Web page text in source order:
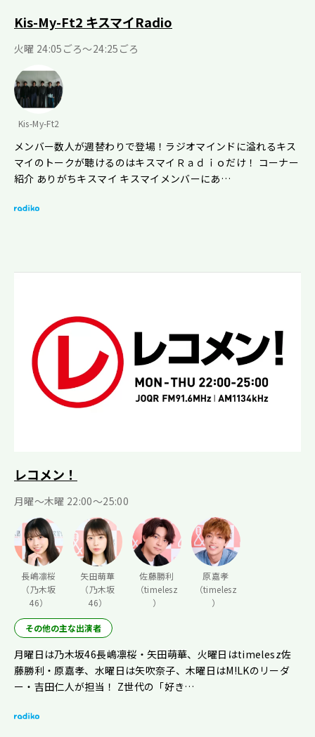
Kis-My-Ft2 キスマイRadio
火曜 24:05ごろ～24:25ごろ
Kis-My-Ft2
メンバー数人が週替わりで登場！ラジオマインドに溢れるキス
マイのトークが聴けるのはキスマイＲａｄｉｏだけ！ コーナー
紹介 ありがちキスマイ キスマイメンバーにあ…
レコメン！
月曜〜木曜 22:00〜25:00
長嶋凛桜
（乃木坂
46）
矢田萌華
（乃木坂
46）
佐藤勝利
（timelesz
）
原嘉孝
（timelesz
）
その他の主な出演者
月曜日は乃木坂46長嶋凛桜・矢田萌華、火曜日はtimelesz佐
藤勝利・原嘉孝、水曜日は矢吹奈子、木曜日はM!LKのリーダ
ー・吉田仁人が担当！ Z世代の「好き…